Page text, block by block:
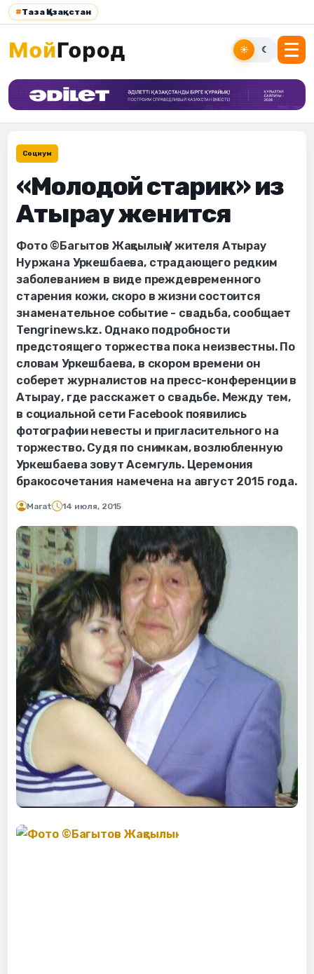
#Таза Қазақстан
☀ ☾
Социум
«Молодой старик» из
Атырау женится
Фото ©Багытов Жақсылық У жителя Атырау
Нуржана Уркешбаева, страдающего редким
заболеванием в виде преждевременного
старения кожи, скоро в жизни состоится
знаменательное событие - свадьба, сообщает
Tengrinews.kz. Однако подробности
предстоящего торжества пока неизвестны. По
словам Уркешбаева, в скором времени он
соберет журналистов на пресс-конференции в
Атырау, где расскажет о свадьбе. Между тем,
в социальной сети Facebook появились
фотографии невесты и пригласительного на
торжество. Судя по снимкам, возлюбленную
Уркешбаева зовут Асемгуль. Церемония
бракосочетания намечена на август 2015 года.
Marat 14 июля, 2015